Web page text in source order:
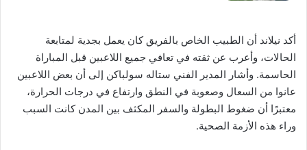
أكد نيلاند أن الطبيب الخاص بالفريق كان يعمل بجدية لمتابعة
الحالات، وأعرب عن ثقته في تعافي جميع اللاعبين قبل المباراة
الحاسمة. وأشار المدير الفني ستاله سولباكن إلى أن بعض اللاعبين
عانوا من السعال وصعوبة في النطق وارتفاع في درجات الحرارة،
معتبرًا أن ضغوط البطولة والسفر المكثف بين المدن كانت السبب
وراء هذه الأزمة الصحية.